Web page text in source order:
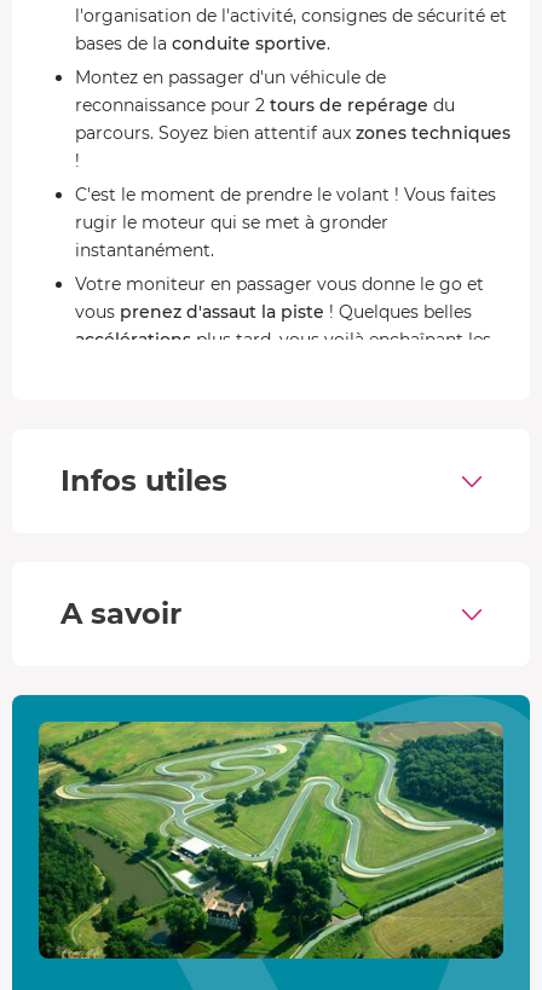
l'organisation de l'activité, consignes de sécurité et
bases de la conduite sportive.
Montez en passager d'un véhicule de
reconnaissance pour 2 tours de repérage du
parcours. Soyez bien attentif aux zones techniques
!
C'est le moment de prendre le volant ! Vous faites
rugir le moteur qui se met à gronder
instantanément.
Votre moniteur en passager vous donne le go et
vous prenez d'assaut la piste ! Quelques belles
accélérations plus tard, vous voilà enchaînant les
Retour dans les stands pour le
, remise d'un
trajectoireau millimètre près. Accompagné par les
rugissements furieux d'unV8 bi-turbode670 ch, vous
entrez dans la sphère des pilotes de supercar et tentez le
0 à 100 km/h en 3 secondes.
Le circuit de Mornay
Niché dans un parc verdoyant de 40 hectares, le
complexe automobile de Mornay vous offre uncadre
magnifique! Le tracé de 2km est légèrement vallonnéet
comporte15 virages. Il est spécialement conçu pour
Infos utiles
A savoir